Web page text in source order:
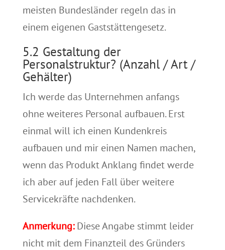
meisten Bundesländer regeln das in
einem eigenen Gaststättengesetz.
5.2 Gestaltung der
Personalstruktur? (Anzahl / Art /
Gehälter)
Ich werde das Unternehmen anfangs
ohne weiteres Personal aufbauen. Erst
einmal will ich einen Kundenkreis
aufbauen und mir einen Namen machen,
wenn das Produkt Anklang findet werde
ich aber auf jeden Fall über weitere
Servicekräfte nachdenken.
Anmerkung:Diese Angabe stimmt leider
nicht mit dem Finanzteil des Gründers